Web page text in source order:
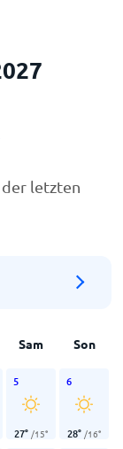
letzten
Sam Son
5
27° /15°
6
28° /16°